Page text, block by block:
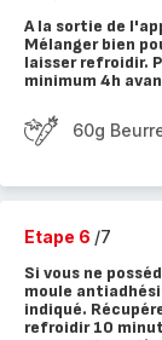
A la sortie de
Mélanger bien
laisser refroidir.
minimum 4h
60g
Etape 6 /7
Si vous ne
moule
indiqué.
refroidir 10